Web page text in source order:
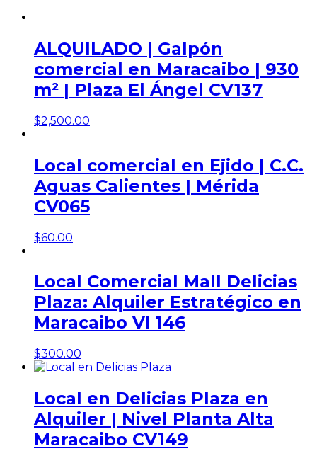
ALQUILADO | Galpón
comercial en Maracaibo | 930
m² | Plaza El Ángel CV137
$2,500.00
Local comercial en Ejido | C.C.
Aguas Calientes | Mérida
CV065
$60.00
Local Comercial Mall Delicias
Plaza: Alquiler Estratégico en
Maracaibo VI 146
$300.00
Local en Delicias Plaza en
Alquiler | Nivel Planta Alta
Maracaibo CV149